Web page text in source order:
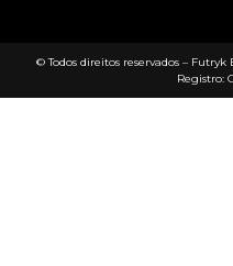
© Todos direitos reservados – Futryk
Registro: